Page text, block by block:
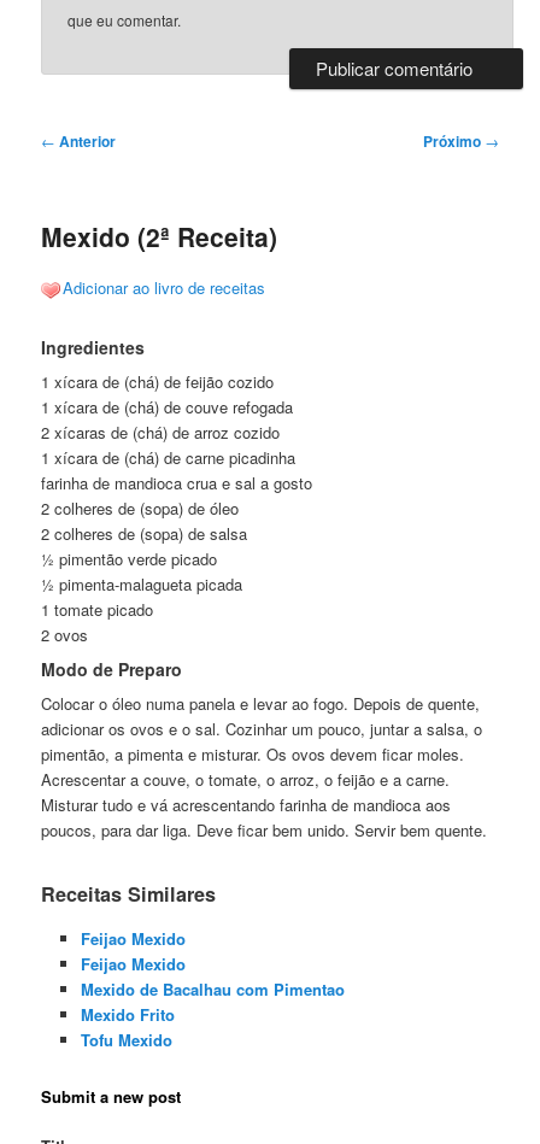
que eu comentar.
Navegação
← Anterior Próximo →
Mexido (2ª Receita)
Adicionar ao livro de receitas
Ingredientes
1 xícara de (chá) de feijão cozido
1 xícara de (chá) de couve refogada
2 xícaras de (chá) de arroz cozido
1 xícara de (chá) de carne picadinha
farinha de mandioca crua e sal a gosto
2 colheres de (sopa) de óleo
2 colheres de (sopa) de salsa
½ pimentão verde picado
½ pimenta-malagueta picada
1 tomate picado
2 ovos
Modo de Preparo
Colocar o óleo numa panela e levar ao fogo. Depois de quente,
adicionar os ovos e o sal. Cozinhar um pouco, juntar a salsa, o
pimentão, a pimenta e misturar. Os ovos devem ficar moles.
Acrescentar a couve, o tomate, o arroz, o feijão e a carne.
Misturar tudo e vá acrescentando farinha de mandioca aos
poucos, para dar liga. Deve ficar bem unido. Servir bem quente.
Receitas Similares
Feijao Mexido
Feijao Mexido
Mexido de Bacalhau com Pimentao
Mexido Frito
Tofu Mexido
Submit a new post